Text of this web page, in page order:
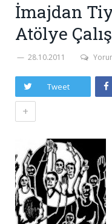
İmajdan
Atölye
28.10.2011
Tweet
+